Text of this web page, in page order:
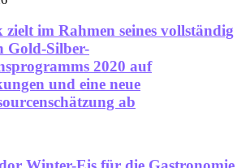
zielt im Rahmen seines vollständig
Gold-Silber-
2020 auf
und eine neue
ab